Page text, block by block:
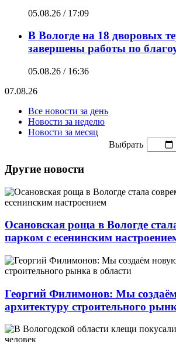
05.08.26 / 17:09
В Вологде на 18 дворовых
завершены работы по
05.08.26 / 16:36
07.08.26
Все новости за день
Новости за неделю
Новости за месяц
Выбрать
Другие новости
Осановская роща в Вологде
парком с есенинским
Георгий Филимонов: Мы
архитектуру строительного